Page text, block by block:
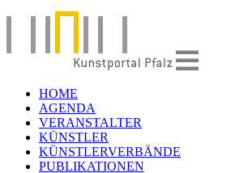
HOME
AGENDA
VERANSTALTER
KÜNSTLER
KÜNSTLERVERBÄNDE
PUBLIKATIONEN